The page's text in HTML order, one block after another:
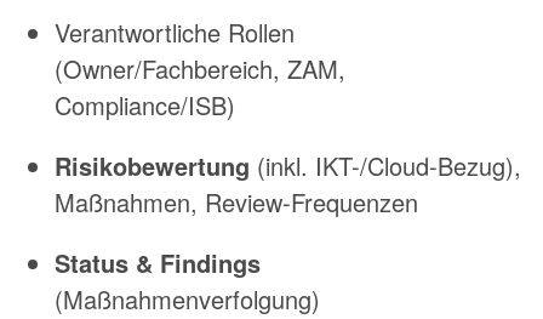
Verantwortliche Rollen
(Owner/Fachbereich, ZAM,
Compliance/ISB)
Risikobewertung (inkl. IKT-/Cloud-Bezug),
Maßnahmen, Review-Frequenzen
Status & Findings
(Maßnahmenverfolgung)